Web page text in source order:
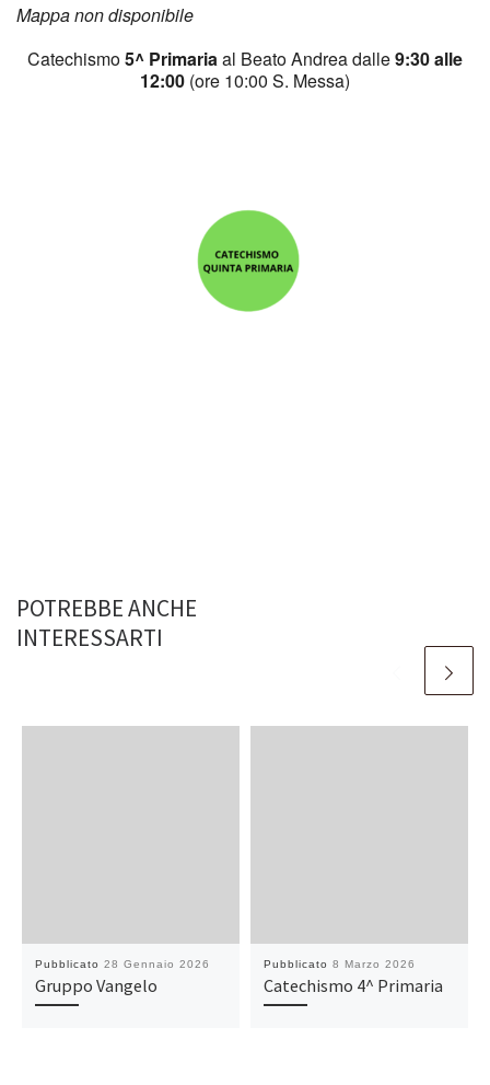
Mappa non disponibile
Catechismo5^ Primariaal Beato Andrea dalle9:30 alle
12:00 (ore 10:00 S. Messa)
POTREBBE ANCHE
INTERESSARTI
Pubblicato 28 Gennaio 2026
Gruppo Vangelo
Pubblicato 8 Marzo 2026
Catechismo 4^ Primaria